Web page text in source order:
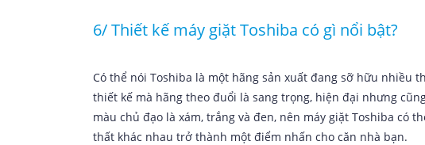
6/ Thiết kế máy giặt Toshiba có gì nổi bật?
Có thể nói Toshiba là một hãng sản xuất đang sỡ hữu nhiều
thiết kế mà hãng theo đuổi là sang trọng, hiện đại nhưng
màu chủ đạo là xám, trắng và đen, nên máy giặt Toshiba có
thất khác nhau trở thành một điểm nhấn cho căn nhà bạn.